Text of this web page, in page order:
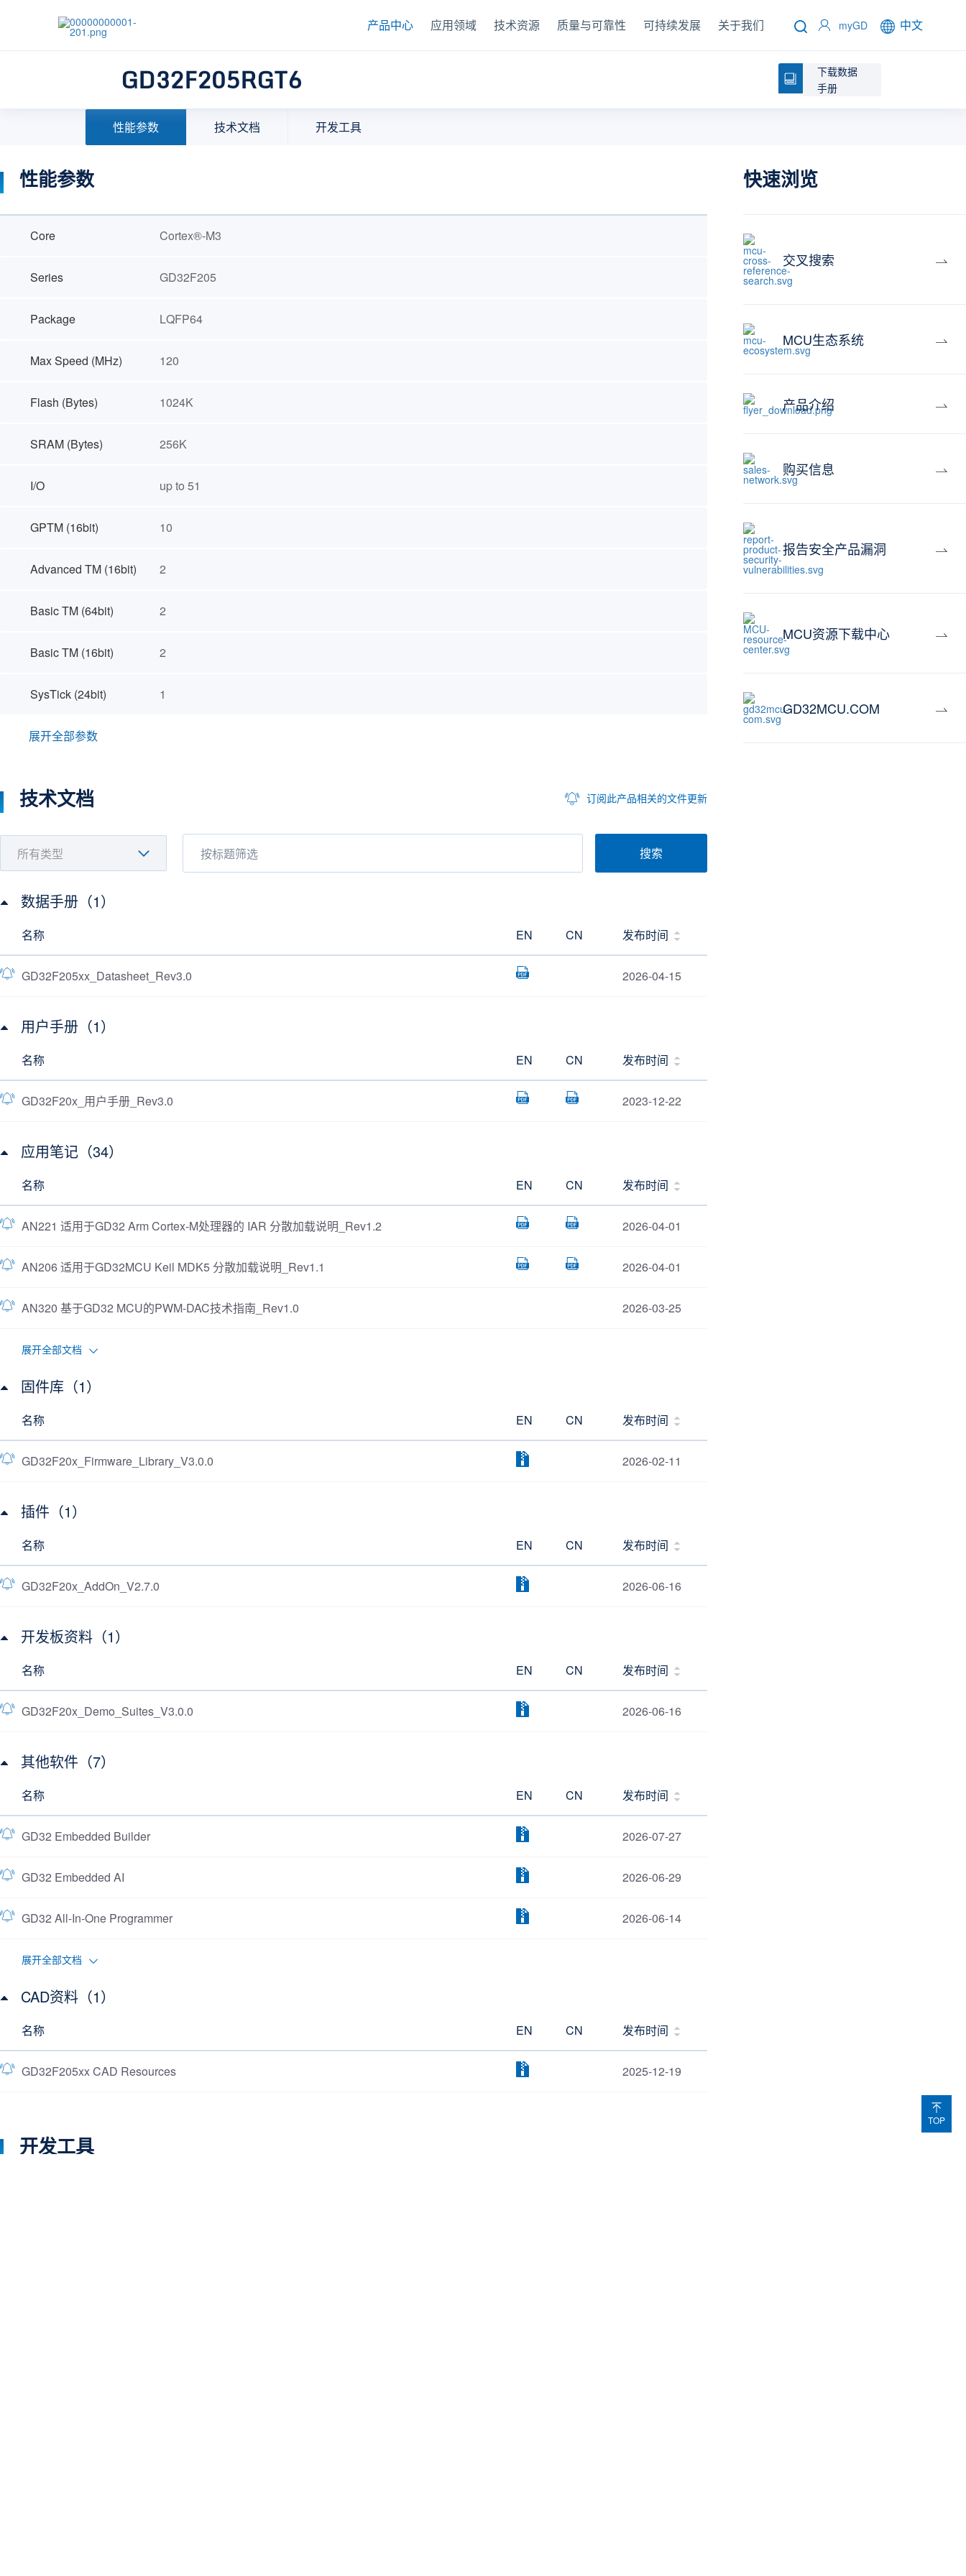
产品中心 应用领域 技术资源 质量与可靠性 可持续发展 关于我们 myGD 中文
GD32F205RGT6
下载数据
手册
性能参数 技术文档 开发工具
首页 >产品中心 >32位微控制器(MCU) >MCU选择器
性能参数
Core Cortex®-M3
Series GD32F205
Package LQFP64
Max Speed (MHz) 120
Flash (Bytes) 1024K
SRAM (Bytes) 256K
I/O up to 51
GPTM (16bit) 10
Advanced TM (16bit) 2
Basic TM (64bit) 2
Basic TM (16bit) 2
SysTick (24bit) 1
展开全部参数
技术文档 订阅此产品相关的文件更新
搜索
数据手册（1）
名称 EN CN 发布时间
GD32F205xx_Datasheet_Rev3.0 2026-04-15
用户手册（1）
名称 EN CN 发布时间
GD32F20x_用户手册_Rev3.0 2023-12-22
应用笔记（34）
名称 EN CN 发布时间
AN221 适用于GD32 Arm Cortex-M处理器的 IAR 分散加载说明_Rev1.2 2026-04-01
AN206 适用于GD32MCU Keil MDK5 分散加载说明_Rev1.1 2026-04-01
AN320 基于GD32 MCU的PWM-DAC技术指南_Rev1.0 2026-03-25
展开全部文档
固件库（1）
名称 EN CN 发布时间
GD32F20x_Firmware_Library_V3.0.0 2026-02-11
插件（1）
名称 EN CN 发布时间
GD32F20x_AddOn_V2.7.0 2026-06-16
开发板资料（1）
名称 EN CN 发布时间
GD32F20x_Demo_Suites_V3.0.0 2026-06-16
其他软件（7）
名称 EN CN 发布时间
GD32 Embedded Builder 2026-07-27
GD32 Embedded AI 2026-06-29
GD32 All-In-One Programmer 2026-06-14
展开全部文档
CAD资料（1）
名称 EN CN 发布时间
GD32F205xx CAD Resources 2025-12-19
开发工具
快速浏览
交叉搜索
MCU生态系统
产品介绍
购买信息
报告安全产品漏洞
MCU资源下载中心
GD32MCU.COM
TOP